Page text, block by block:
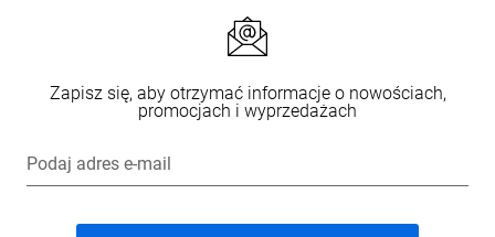
Zapisz się, aby otrzymać informacje o nowościach,
promocjach i wyprzedażach
Podaj adres e-mail